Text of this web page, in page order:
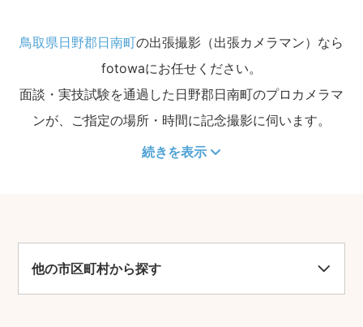
鳥取県日野郡日南町の出張撮影（出張カメラマン）なら
fotowaにお任せください。
面談・実技試験を通過した日野郡日南町のプロカメラマ
ンが、ご指定の場所・時間に記念撮影に伺います。
続きを表示
他の市区町村から探す